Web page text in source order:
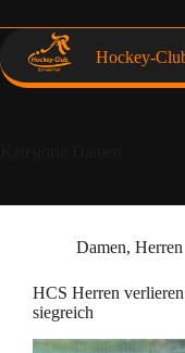
Hockey-
Damen, Herren
HCS Herren
siegreich